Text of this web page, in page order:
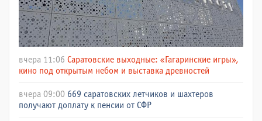
вчера 11:06 Саратовские выходные: «Гагаринские игры»,
кино под открытым небом и выставка древностей
вчера 09:00 669 саратовских летчиков и шахтеров
получают доплату к пенсии от СФР